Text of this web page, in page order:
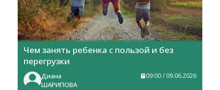
Чем занять ребенка с пользой и без
перегрузки
Диана
ШАРИПОВА
09:00 / 09.06.2026